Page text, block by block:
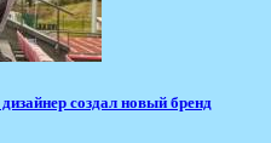
создал новый бренд